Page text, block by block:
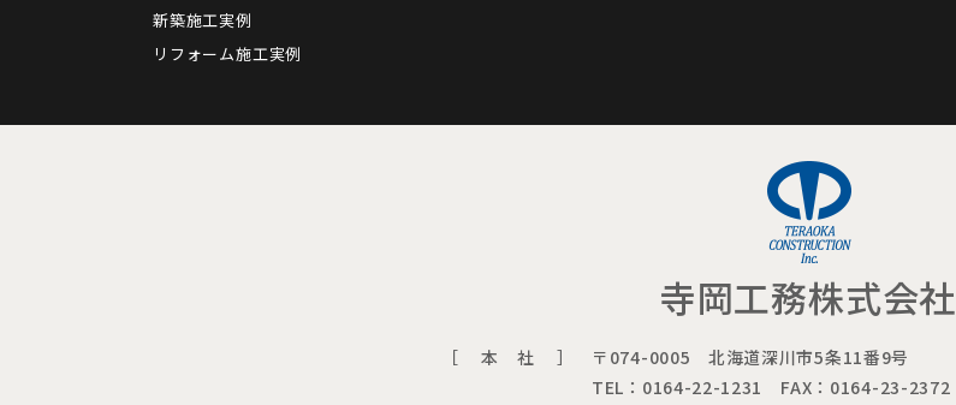
新築施工実例
リフォーム施工実例
寺岡工務株式会社
［ 本 社 ］
〒074-0005 北海道深川市5条11番9号
TEL：0164-22-1231
FAX：0164-23-2372